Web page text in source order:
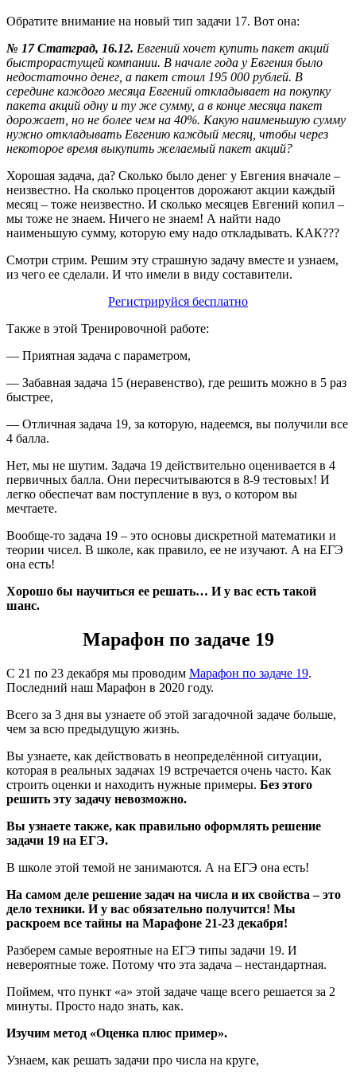
Обратите внимание на новый тип задачи 17. Вот она:
№ 17 Статград, 16.12. Евгений хочет купить пакет акций
быстрорастущей компании. В начале года у Евгения было
недостаточно денег, а пакет стоил 195 000 рублей. В
середине каждого месяца Евгений откладывает на покупку
пакета акций одну и ту же сумму, а в конце месяца пакет
дорожает, но не более чем на 40%. Какую наименьшую сумму
нужно откладывать Евгению каждый месяц, чтобы через
некоторое время выкупить желаемый пакет акций?
Хорошая задача, да? Сколько было денег у Евгения вначале –
неизвестно. На сколько процентов дорожают акции каждый
месяц – тоже неизвестно. И сколько месяцев Евгений копил –
мы тоже не знаем. Ничего не знаем! А найти надо
наименьшую сумму, которую ему надо откладывать. КАК???
Смотри стрим. Решим эту страшную задачу вместе и узнаем,
из чего ее сделали. И что имели в виду составители.
Регистрируйся бесплатно
Также в этой Тренировочной работе:
— Приятная задача с параметром,
— Забавная задача 15 (неравенство), где решить можно в 5 раз
быстрее,
— Отличная задача 19, за которую, надеемся, вы получили все
4 балла.
Нет, мы не шутим. Задача 19 действительно оценивается в 4
первичных балла. Они пересчитываются в 8-9 тестовых! И
легко обеспечат вам поступление в вуз, о котором вы
мечтаете.
Вообще-то задача 19 – это основы дискретной математики и
теории чисел. В школе, как правило, ее не изучают. А на ЕГЭ
она есть!
Хорошо бы научиться ее решать… И у вас есть такой
шанс.
Марафон по задаче 19
С 21 по 23 декабря мы проводим Марафон по задаче 19.
Последний наш Марафон в 2020 году.
Всего за 3 дня вы узнаете об этой загадочной задаче больше,
чем за всю предыдущую жизнь.
Вы узнаете, как действовать в неопределённой ситуации,
которая в реальных задачах 19 встречается очень часто. Как
строить оценки и находить нужные примеры. Без этого
решить эту задачу невозможно.
Вы узнаете также, как правильно оформлять решение
задачи 19 на ЕГЭ.
В школе этой темой не занимаются. А на ЕГЭ она есть!
На самом деле решение задач на числа и их свойства – это
дело техники. И у вас обязательно получится! Мы
раскроем все тайны на Марафоне 21-23 декабря!
Разберем самые вероятные на ЕГЭ типы задачи 19. И
невероятные тоже. Потому что эта задача – нестандартная.
Поймем, что пункт «а» этой задаче чаще всего решается за 2
минуты. Просто надо знать, как.
Изучим метод «Оценка плюс пример».
Узнаем, как решать задачи про числа на круге,